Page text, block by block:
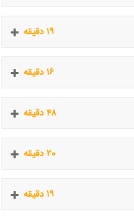
۱۹ دقیقه
۱۶ دقیقه
۴۸ دقیقه
۲۰ دقیقه
۱۹ دقیقه